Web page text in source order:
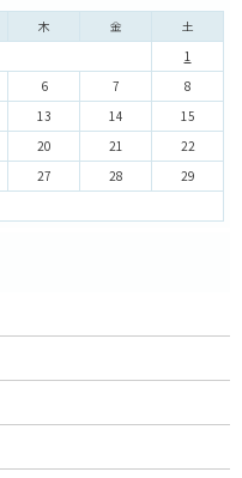
木 金 土
1
6 7
8
13 14
15
20 21
22
27 28
29